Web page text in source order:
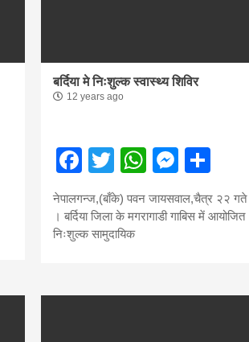
बर्दिया मे निःशुल्क स्वास्थ्य शिविर
12 years ago
Facebook
Twitter
नेपालगन्ज,(बाँके) पवन जायसवाल,चैत्र २२ गते
। बर्दिया जिला के मगरागाडी गाबिस में आयोजित
निःशुल्क सामुदायिक